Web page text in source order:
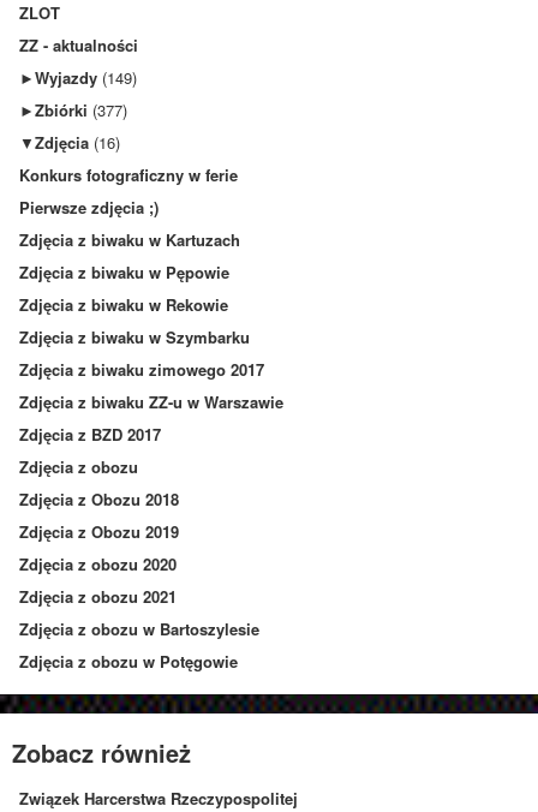
ZLOT
ZZ - aktualności
►Wyjazdy (149)
►Zbiórki (377)
▼Zdjęcia (16)
Konkurs fotograficzny w ferie
Pierwsze zdjęcia ;)
Zdjęcia z biwaku w Kartuzach
Zdjęcia z biwaku w Pępowie
Zdjęcia z biwaku w Rekowie
Zdjęcia z biwaku w Szymbarku
Zdjęcia z biwaku zimowego 2017
Zdjęcia z biwaku ZZ-u w Warszawie
Zdjęcia z BZD 2017
Zdjęcia z obozu
Zdjęcia z Obozu 2018
Zdjęcia z Obozu 2019
Zdjęcia z obozu 2020
Zdjęcia z obozu 2021
Zdjęcia z obozu w Bartoszylesie
Zdjęcia z obozu w Potęgowie
Zobacz również
Związek Harcerstwa Rzeczypospolitej